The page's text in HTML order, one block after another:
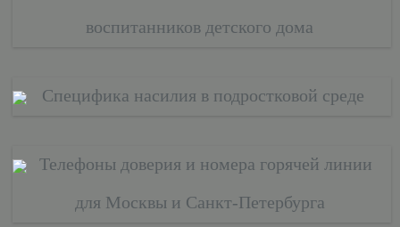
воспитанников детского дома
Специфика насилия в подростковой среде
Телефоны доверия и номера горячей линии
для Москвы и Санкт-Петербурга